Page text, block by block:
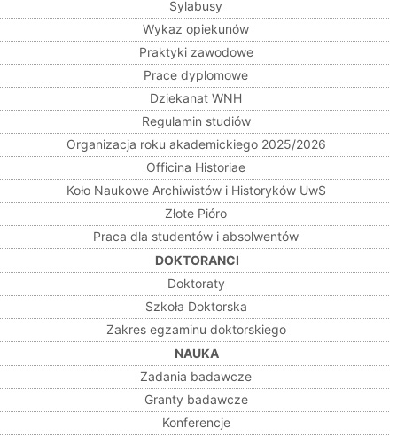
Sylabusy
Wykaz opiekunów
Praktyki zawodowe
Prace dyplomowe
Dziekanat WNH
Regulamin studiów
Organizacja roku akademickiego 2025/2026
Officina Historiae
Koło Naukowe Archiwistów i Historyków UwS
Złote Pióro
Praca dla studentów i absolwentów
DOKTORANCI
Doktoraty
Szkoła Doktorska
Zakres egzaminu doktorskiego
NAUKA
Zadania badawcze
Granty badawcze
Konferencje